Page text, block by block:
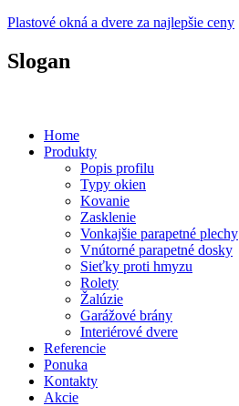
Plastové okná a dvere za najlepšie ceny
Slogan
Home
Produkty
Popis profilu
Typy okien
Kovanie
Zasklenie
Vonkajšie parapetné plechy
Vnútorné parapetné dosky
Sieťky proti hmyzu
Rolety
Žalúzie
Garážové brány
Interiérové dvere
Referencie
Ponuka
Kontakty
Akcie